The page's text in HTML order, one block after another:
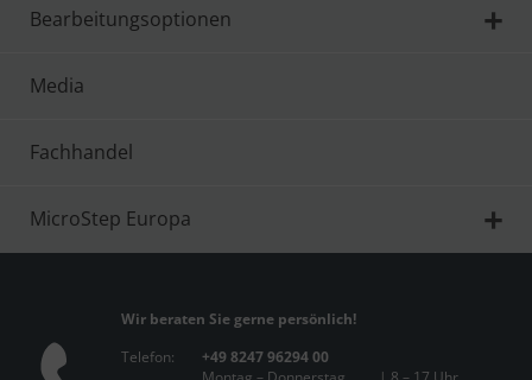
Bearbeitungsoptionen
Media
Fachhandel
MicroStep Europa
Wir beraten Sie gerne persönlich!
Telefon:
+49 8247 96294 00